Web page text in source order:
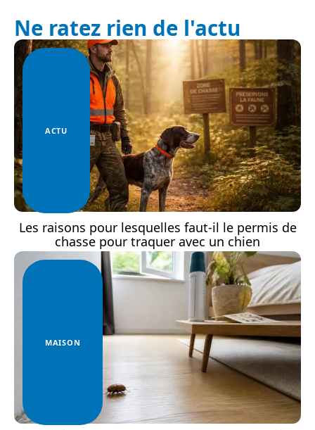
Ne ratez rien de l'actu
ACTU
Les raisons pour lesquelles faut-il le permis de
chasse pour traquer avec un chien
MAISON